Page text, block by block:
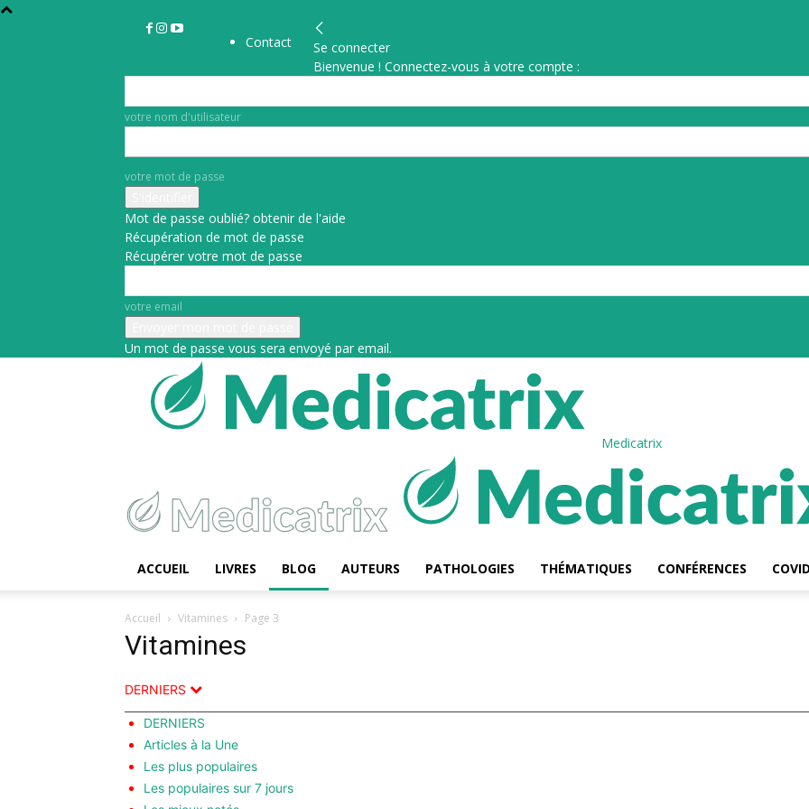
Contact
Se connecter
Bienvenue ! Connectez-vous à votre compte :
votre nom d'utilisateur
votre mot de passe
Mot de passe oublié? obtenir de l'aide
Récupération de mot de passe
Récupérer votre mot de passe
votre email
Un mot de passe vous sera envoyé par email.
Medicatrix
ACCUEIL LIVRES BLOG AUTEURS PATHOLOGIES THÉMATIQUES CONFÉRENCES
Accueil Vitamines Page 3
Vitamines
DERNIERS
DERNIERS
Articles à la Une
Les plus populaires
Les populaires sur 7 jours